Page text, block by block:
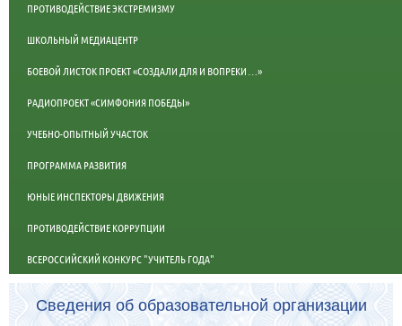
ПРОТИВОДЕЙСТВИЕ ЭКСТРЕМИЗМУ
ШКОЛЬНЫЙ МЕДИАЦЕНТР
БОЕВОЙ ЛИСТОК ПРОЕКТ «СОЗДАЛИ ДЛЯ И ВОПРЕКИ …»
РАДИОПРОЕКТ «СИМФОНИЯ ПОБЕДЫ»
УЧЕБНО-ОПЫТНЫЙ УЧАСТОК
ПРОГРАММА РАЗВИТИЯ
ЮНЫЕ ИНСПЕКТОРЫ ДВИЖЕНИЯ
ПРОТИВОДЕЙСТВИЕ КОРРУПЦИИ
ВСЕРОССИЙСКИЙ КОНКУРС "УЧИТЕЛЬ ГОДА"
Сведения об образовательной организации